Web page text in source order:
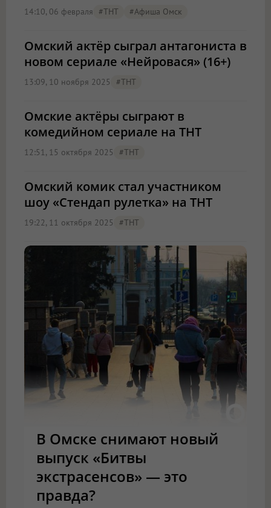
14:10, 06 февраля #ТНТ #Афиша Омск
Омский актёр сыграл антагониста в
новом сериале «Нейровася» (16+)
13:09, 10 ноября 2025 #ТНТ
Омские актёры сыграют в
комедийном сериале на ТНТ
12:51, 15 октября 2025 #ТНТ
Омский комик стал участником
шоу «Стендап рулетка» на ТНТ
19:22, 11 октября 2025 #ТНТ
В Омске снимают новый
выпуск «Битвы
экстрасенсов» — это
правда?